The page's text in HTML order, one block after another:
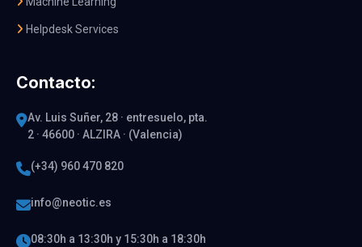
Helpdesk Services
Contacto:
Av. Luis Suñer, 28 · entresuelo, pta.
2 · 46600 · ALZIRA · (Valencia)
(+34) 960 470 820
info@neotic.es
08:30h a 13:30h y 15:30h a 18:30h